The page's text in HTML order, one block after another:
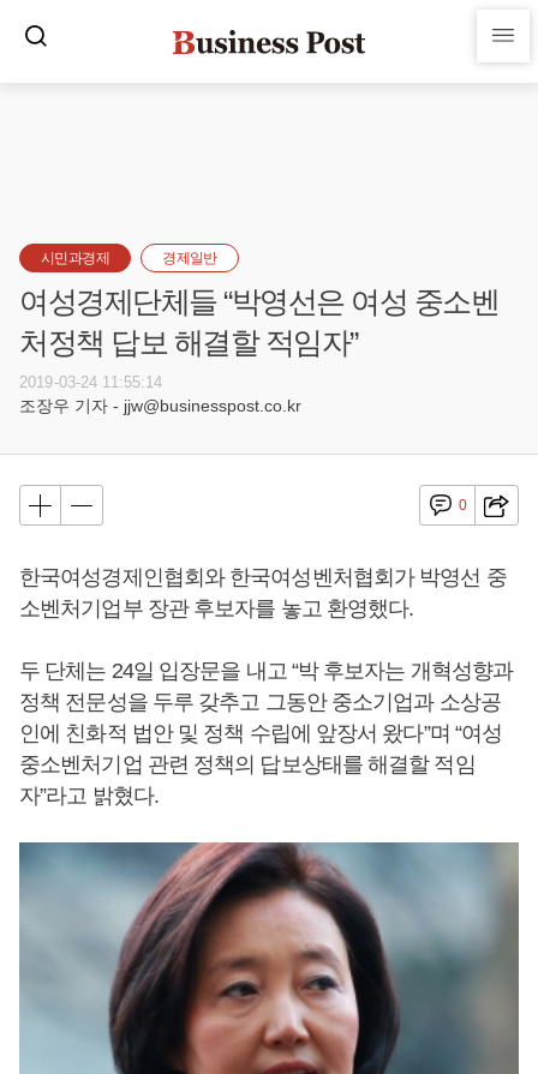
시민과경제 경제일반
여성경제단체들 “박영선은 여성 중소벤
처정책 답보 해결할 적임자”
2019-03-24 11:55:14
조장우 기자 - jjw@businesspost.co.kr
0
한국여성경제인협회와 한국여성벤처협회가 박영선 중
소벤처기업부 장관 후보자를 놓고 환영했다.
두 단체는 24일 입장문을 내고 “박 후보자는 개혁성향과
정책 전문성을 두루 갖추고 그동안 중소기업과 소상공
인에 친화적 법안 및 정책 수립에 앞장서 왔다”며 “여성
중소벤처기업 관련 정책의 답보상태를 해결할 적임
자”라고 밝혔다.